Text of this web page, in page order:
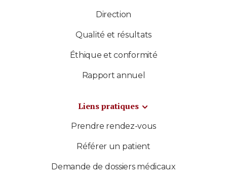
Direction
Qualité et résultats
Éthique et conformité
Rapport annuel
Liens pratiques
Prendre rendez-vous
Référer un patient
Demande de dossiers médicaux